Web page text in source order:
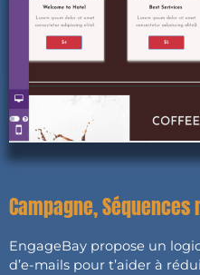
Campagne,
EngageBay propose un
d’e-mails pour t’aider à